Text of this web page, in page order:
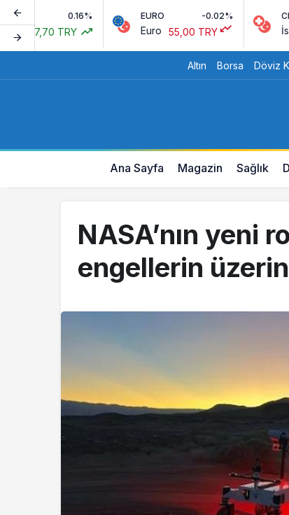
TRY
EURO -0.02%
Euro 55,00 TRY
CHF
İsviçre
Altın Borsa Döviz
Ana Sayfa Magazin Sağlık
NASA’nın yeni
engellerin